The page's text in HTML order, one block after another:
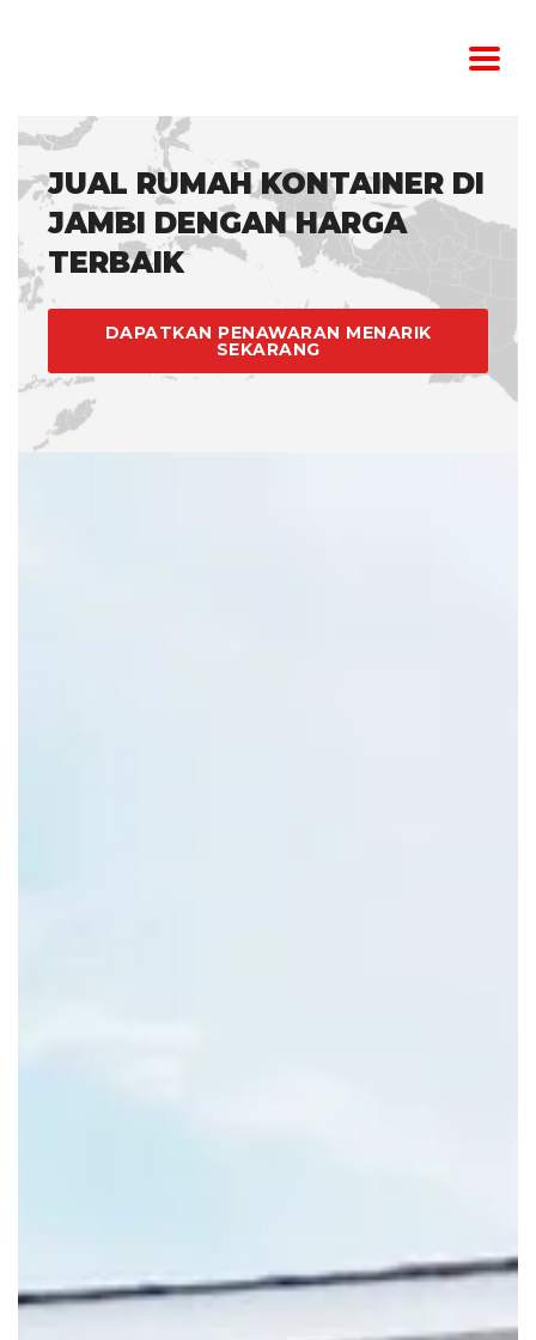
JUAL RUMAH KONTAINER DI
JAMBI DENGAN HARGA
TERBAIK
DAPATKAN PENAWARAN MENARIK
SEKARANG